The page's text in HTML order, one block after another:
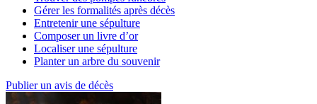
Gérer les formalités après décès
Entretenir une sépulture
Composer un livre d’or
Localiser une sépulture
Planter un arbre du souvenir
Publier un avis de décès